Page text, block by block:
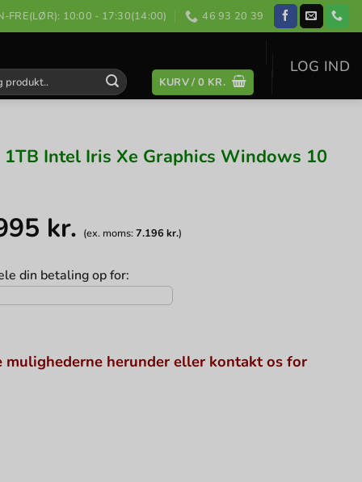
FRE(LØR): 10:00 - 17:30(14:00) 46 93 20 39
KURV /0 KR.
LOG IND
Intel Iris Xe Graphics Windows 10
kr. (ex. moms:7.196kr.)
din betaling op for:
mulighederne herunder eller kontakt os for